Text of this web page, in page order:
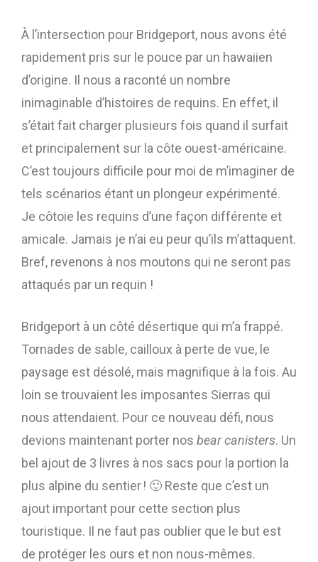
À l’intersection pour Bridgeport, nous avons été
rapidement pris sur le pouce par un hawaiien
d’origine. Il nous a raconté un nombre
inimaginable d’histoires de requins. En effet, il
s’était fait charger plusieurs fois quand il surfait
et principalement sur la côte ouest-américaine.
C’est toujours difficile pour moi de m’imaginer de
tels scénarios étant un plongeur expérimenté.
Je côtoie les requins d’une façon différente et
amicale. Jamais je n’ai eu peur qu’ils m’attaquent.
Bref, revenons à nos moutons qui ne seront pas
attaqués par un requin !
Bridgeport à un côté désertique qui m’a frappé.
Tornades de sable, cailloux à perte de vue, le
paysage est désolé, mais magnifique à la fois. Au
loin se trouvaient les imposantes Sierras qui
nous attendaient. Pour ce nouveau défi, nous
devions maintenant porter nos bear canisters. Un
bel ajout de 3 livres à nos sacs pour la portion la
plus alpine du sentier ! 🙂 Reste que c’est un
ajout important pour cette section plus
touristique. Il ne faut pas oublier que le but est
de protéger les ours et non nous-mêmes.